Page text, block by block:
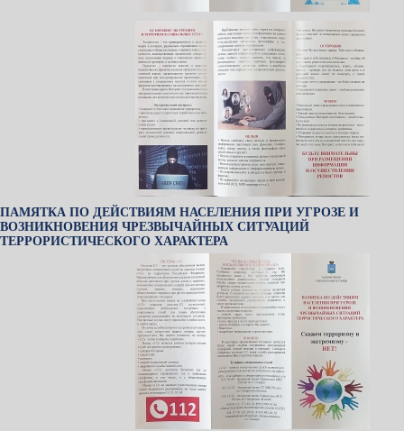
ПАМЯТКА ПО ДЕЙСТВИЯМ НАСЕЛЕНИЯ ПРИ УГРОЗЕ И
ВОЗНИКНОВЕНИЯ ЧРЕЗВЫЧАЙНЫХ СИТУАЦИЙ
ТЕРРОРИСТИЧЕСКОГО ХАРАКТЕРА